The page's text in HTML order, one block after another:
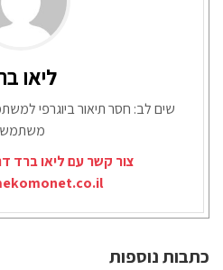
ליאו
שים לב: חסר תיאור ביוגרפי
צור קשר עם ליאו ברד
כתבות נוספות